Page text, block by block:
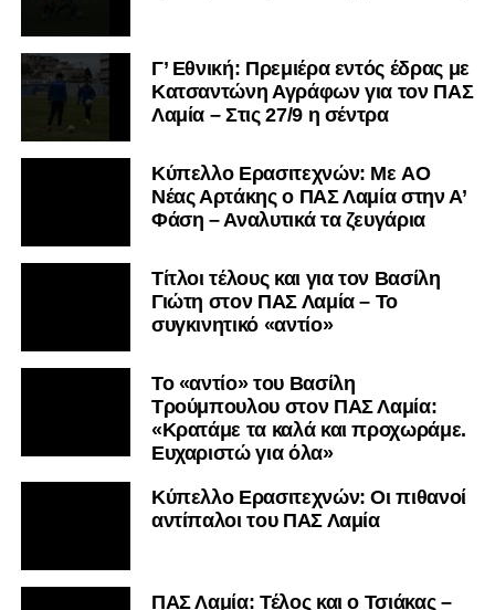
Γ’ Εθνική: Πρεμιέρα εντός έδρας με
Κατσαντώνη Αγράφων για τον ΠΑΣ
Λαμία – Στις 27/9 η σέντρα
Kύπελλο Ερασιτεχνών: Με AO
Nέας Αρτάκης ο ΠΑΣ Λαμία στην Α’
Φάση – Αναλυτικά τα ζευγάρια
Τίτλοι τέλους και για τον Βασίλη
Γιώτη στον ΠΑΣ Λαμία – Το
συγκινητικό «αντίο»
Το «αντίο» του Βασίλη
Τρούμπουλου στον ΠΑΣ Λαμία:
«Κρατάμε τα καλά και προχωράμε.
Ευχαριστώ για όλα»
Κύπελλο Ερασιτεχνών: Οι πιθανοί
αντίπαλοι του ΠΑΣ Λαμία
ΠΑΣ Λαμία: Τέλος και ο Τσιάκας –